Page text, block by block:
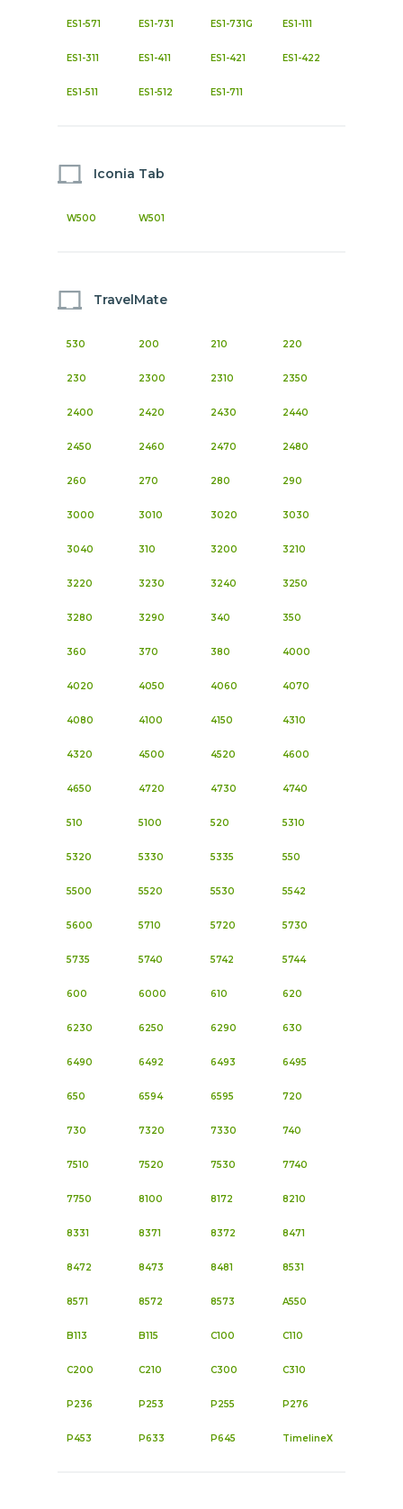
ES1-571 ES1-731 ES1-731G ES1-111
ES1-311 ES1-411 ES1-421 ES1-422
ES1-511 ES1-512 ES1-711
Iconia Tab
W500 W501
TravelMate
530 200 210 220
230 2300 2310 2350
2400 2420 2430 2440
2450 2460 2470 2480
260 270 280 290
3000 3010 3020 3030
3040 310 3200 3210
3220 3230 3240 3250
3280 3290 340 350
360 370 380 4000
4020 4050 4060 4070
4080 4100 4150 4310
4320 4500 4520 4600
4650 4720 4730 4740
510 5100 520 5310
5320 5330 5335 550
5500 5520 5530 5542
5600 5710 5720 5730
5735 5740 5742 5744
600 6000 610 620
6230 6250 6290 630
6490 6492 6493 6495
650 6594 6595 720
730 7320 7330 740
7510 7520 7530 7740
7750 8100 8172 8210
8331 8371 8372 8471
8472 8473 8481 8531
8571 8572 8573 A550
B113 B115 C100 C110
C200 C210 C300 C310
P236 P253 P255 P276
P453 P633 P645 TimelineX